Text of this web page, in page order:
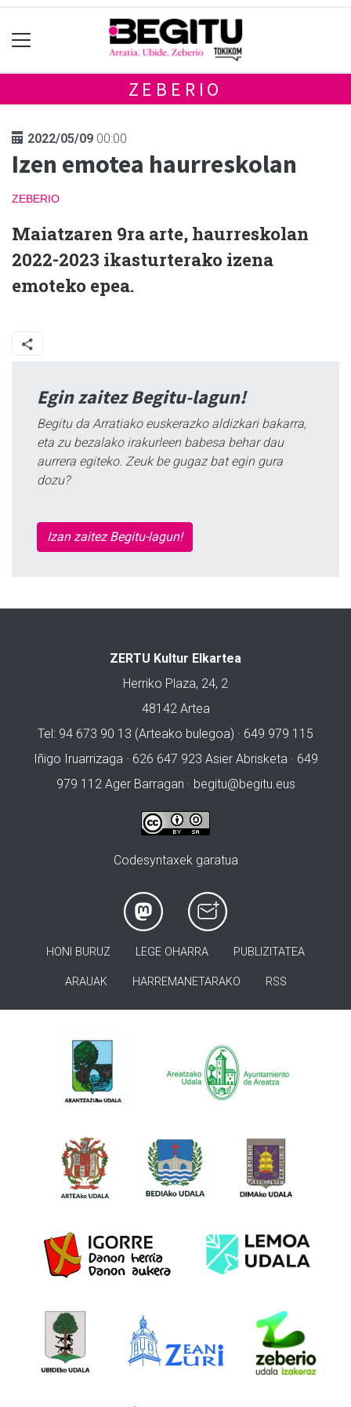
ZEBERIO
2022/05/09 00:00
Izen emotea haurreskolan
ZEBERIO
Maiatzaren 9ra arte, haurreskolan
2022-2023 ikasturterako izena
emoteko epea.
Egin zaitez Begitu-lagun!
Begitu da Arratiako euskerazko aldizkari bakarra,
eta zu bezalako irakurleen babesa behar dau
aurrera egiteko. Zeuk be gugaz bat egin gura
dozu?
Izan zaitez Begitu-lagun!
ZERTU Kultur Elkartea
Herriko Plaza, 24, 2
48142 Artea
Tel: 94 673 90 13 (Arteako bulegoa) · 649 979 115
Iñigo Iruarrizaga · 626 647 923 Asier Abrisketa · 649
979 112 Ager Barragan · begitu@begitu.eus
Codesyntaxek garatua
HONI BURUZ LEGE OHARRA PUBLIZITATEA
ARAUAK HARREMANETARAKO RSS